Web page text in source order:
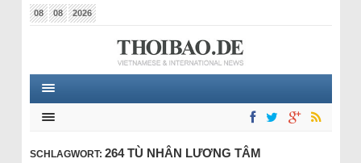
08 08 2026
SCHLAGWORT: 264 TÙ NHÂN LƯƠNG TÂM